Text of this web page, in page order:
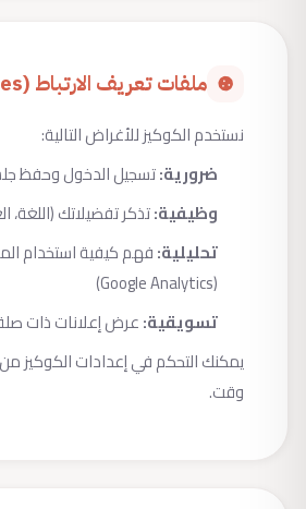
ملفات تعريف الارتباط (Cookies)
نستخدم الكوكيز للأغراض التالية:
ضرورية:تسجيل الدخول وحفظ
وظيفية:تذكر تفضيلاتك (اللغة،
تحليلية:فهم كيفية استخدام
(Google Analytics)
تسويقية:عرض إعلانات ذات
يمكنك التحكم في إعدادات
وقت.